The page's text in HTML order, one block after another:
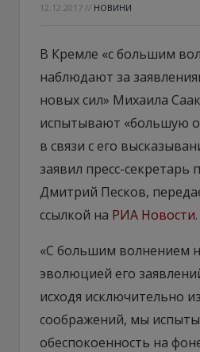
12.12.2017 // НОВИНИ
В Кремле «с большим
наблюдают за
новых сил» Михаила
испытывают «большую
в связи с его
заявил пресс-секретарь
Дмитрий Песков,
ссылкой на РИА Новости.
«С большим волнением
эволюцией его
исходя исключительно
соображений, мы
обеспокоенность на